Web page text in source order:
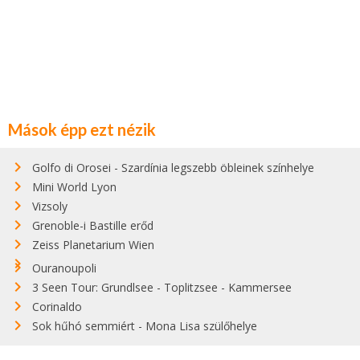
Mások épp ezt nézik
Golfo di Orosei - Szardínia legszebb öbleinek színhelye
Mini World Lyon
Vizsoly
Grenoble-i Bastille erőd
Zeiss Planetarium Wien
Ouranoupoli
3 Seen Tour: Grundlsee - Toplitzsee - Kammersee
Corinaldo
Sok hűhó semmiért - Mona Lisa szülőhelye